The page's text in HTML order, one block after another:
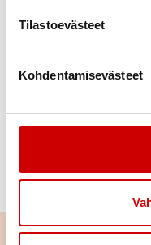
Tilastoevästeet
Kohdentamisevästeet
”Runo sai
”Sain herätyksen –
jatkaa.”
Tutustu keskustelun
elämän
yhteenveto 22.5.2025